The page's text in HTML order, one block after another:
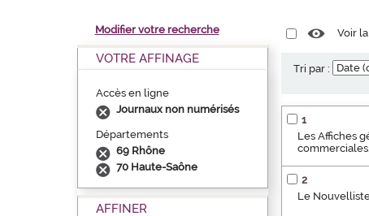
Modifier votre recherche
VOTRE AFFINAGE
Accès en ligne
Journaux non numérisés
Départements
69 Rhône
70 Haute-Saône
AFFINER
Voir
Tri par :
1
Les Affiches
2
Le